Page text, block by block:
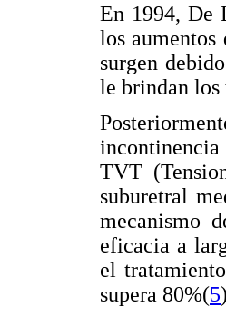
En 1994, De
los aumentos
surgen
le brindan los
TVT
suburetral
mecanismo
eficacia a
el
supera 80%(5